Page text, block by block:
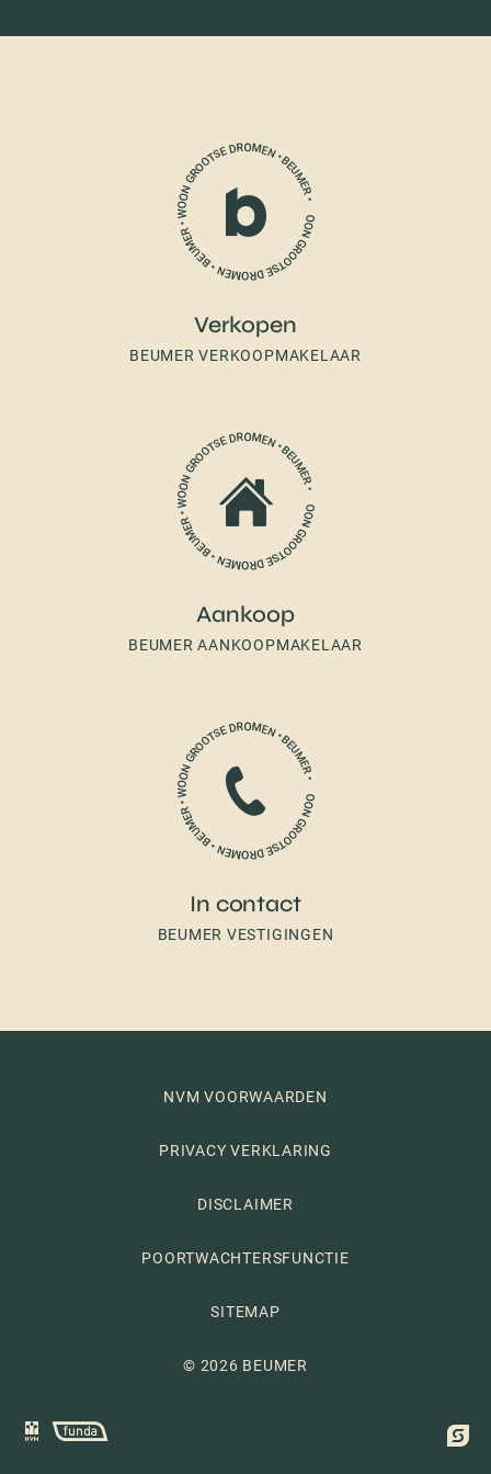
Verkopen
BEUMER VERKOOPMAKELAAR
Aankoop
BEUMER AANKOOPMAKELAAR
In contact
BEUMER VESTIGINGEN
NVM VOORWAARDEN
PRIVACY VERKLARING
DISCLAIMER
POORTWACHTERSFUNCTIE
SITEMAP
© 2026 BEUMER